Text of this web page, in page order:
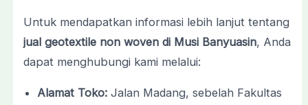
Untuk mendapatkan informasi lebih lanjut tentang
jual geotextile non woven di Musi Banyuasin, Anda
dapat menghubungi kami melalui:
Alamat Toko:Jalan Madang, sebelah Fakultas